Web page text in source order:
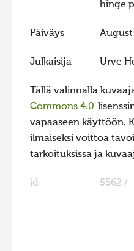
hinge
Päiväys August
Julkaisija Urve
Tällä valinnalla
Commons 4.0
vapaaseen käyttöön.
ilmaiseksi voittoa
tarkoituksissa ja
id 5562 /